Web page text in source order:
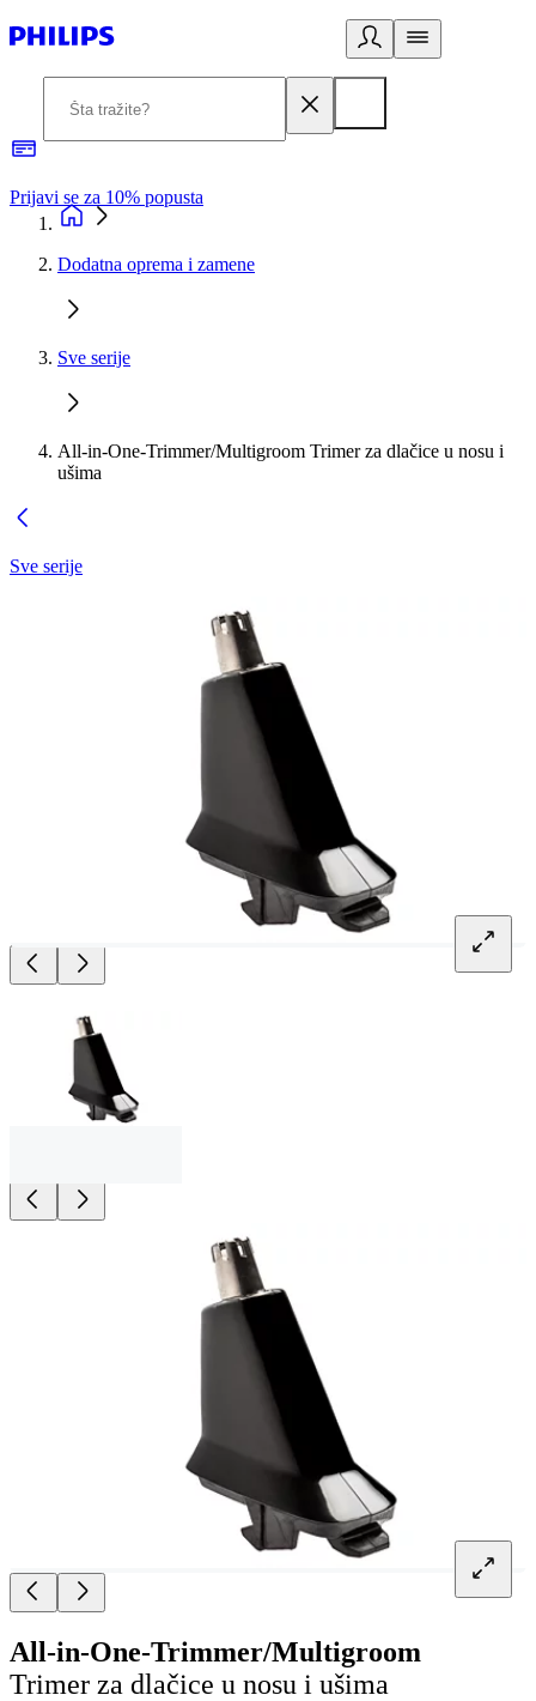
Prijavi se za 10% popusta
Dodatna oprema i zamene
Sve serije
All-in-One-Trimmer/Multigroom Trimer za dlačice u nosu i
ušima
Sve serije
All-in-One-Trimmer/Multigroom
Trimer za dlačice u nosu i ušima